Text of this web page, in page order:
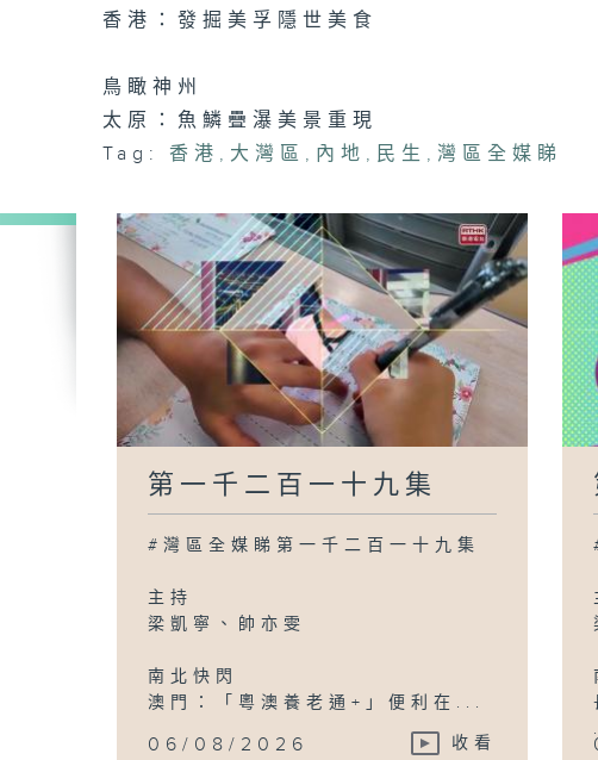
香港：發掘美孚隱世美食
鳥瞰神州
太原：魚鱗疊瀑美景重現
Tag:
香港 , 大灣區 , 內地 , 民生 , 灣區全媒睇
第一千二百一十九集
#灣區全媒睇第一千二百一十九集
主持
梁凱寧、帥亦雯
南北快閃
澳門：「粵澳養老通+」便利在...
06/08/2026 收看